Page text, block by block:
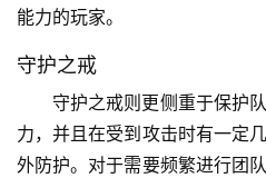
能力的玩家。
守护之戒
守护之戒则更侧重于保护
力，并且在受到攻击时有一定
外防护。对于需要频繁进行团